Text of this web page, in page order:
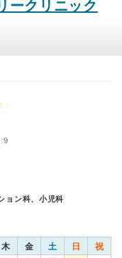
ークリニック
9
ョン科、小児科
木 金 土 日 祝